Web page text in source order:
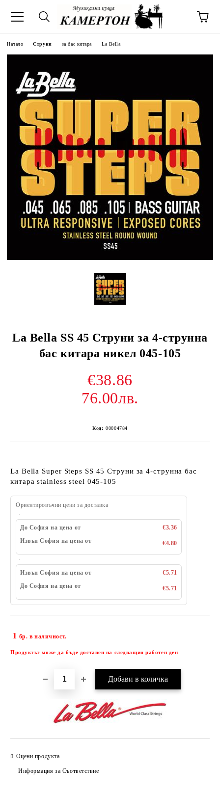
Начало Струни за бас китара La Bella
La Bella SS 45 Струни за 4-струнна
бас китара никел 045-105
€38.86
76.00лв.
Код: 00004784
La Bella Super Steps SS 45 Струни за 4-струнна бас
китара stainless steel 045-105
Ориентировъчни цени за доставка
До София на цена от
€3.36
Извън София на цена от
€4.80
Извън София на цена от
€5.71
До София на цена от
€5.71
1 бр. в наличност.
Продуктът може да бъде доставен на следващия работен ден
Оцени продукта
Информация за Съответствие